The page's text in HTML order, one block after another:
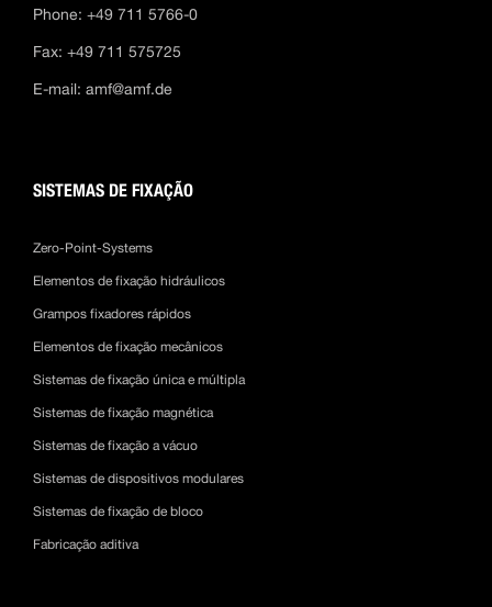
Phone: +49 711 5766-0
Fax: +49 711 575725
E-mail: amf@amf.de
SISTEMAS DE FIXAÇÃO
Zero-Point-Systems
Elementos de fixação hidráulicos
Grampos fixadores rápidos
Elementos de fixação mecânicos
Sistemas de fixação única e múltipla
Sistemas de fixação magnética
Sistemas de fixação a vácuo
Sistemas de dispositivos modulares
Sistemas de fixação de bloco
Fabricação aditiva